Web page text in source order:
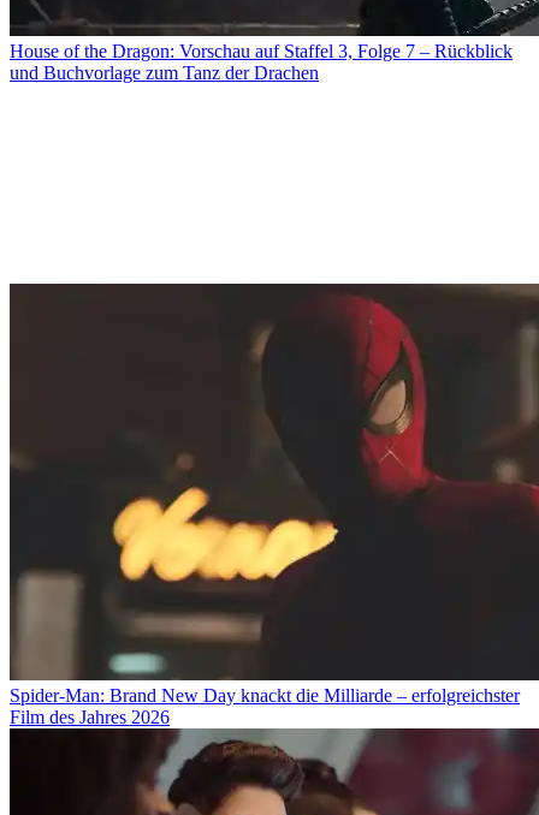
House of the Dragon: Vorschau auf Staffel 3, Folge 7 – Rückblick
und Buchvorlage zum Tanz der Drachen
Spider-Man: Brand New Day knackt die Milliarde – erfolgreichster
Film des Jahres 2026